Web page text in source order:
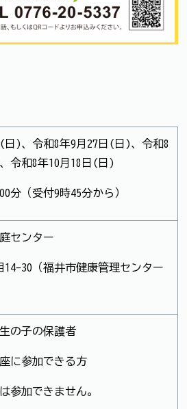
日)、令和8年9月27日(日)、令和8
令和8年10月18日(日)
分（受付9時45分から）
センター
14-30（福井市健康管理センター
の子の保護者
に参加できる方
参加できません。